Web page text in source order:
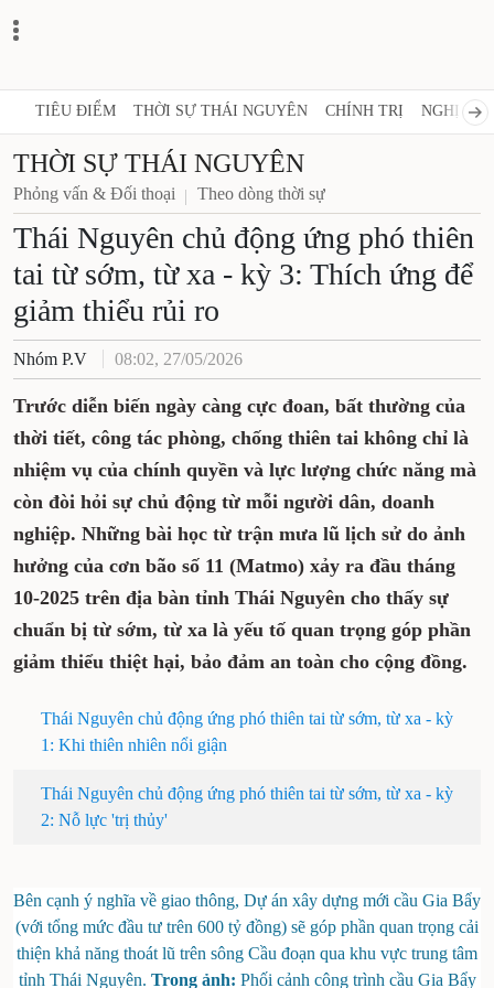
TIÊU ĐIỂM THỜI SỰ THÁI NGUYÊN CHÍNH TRỊ NGHỊ
THỜI SỰ THÁI NGUYÊN
Phỏng vấn & Đối thoại Theo dòng thời sự
Thái Nguyên chủ động ứng
phó thiên tai từ sớm, từ xa - kỳ
3: Thích ứng để giảm thiểu rủi
ro
Nhóm P.V 08:02, 27/05/2026
Trước diễn biến ngày càng cực đoan, bất
thường của thời tiết, công tác phòng, chống
thiên tai không chỉ là nhiệm vụ của chính
quyền và lực lượng chức năng mà còn đòi
hỏi sự chủ động từ mỗi người dân, doanh
nghiệp. Những bài học từ trận mưa lũ lịch
sử do ảnh hưởng của cơn bão số 11 (Matmo)
xảy ra đầu tháng 10-2025 trên địa bàn tỉnh
từ xa là yếu tố quan trọng góp phần giảm
thiểu thiệt hại, bảo đảm an toàn cho cộng
đồng.
Thái Nguyên chủ động ứng phó thiên tai từ sớm,
từ xa - kỳ 2: Nỗ lực 'trị thủy'